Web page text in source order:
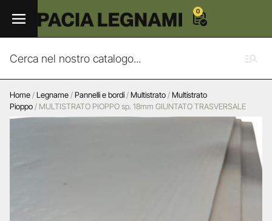
0
Home/Legname/Pannelli e bordi/Multistrato/Multistrato
Pioppo/ MULTISTRATO PIOPPO sp. 18mm GIUNTATO TRASVERSALE